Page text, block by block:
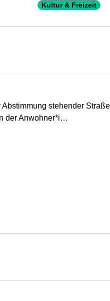
Kultur & Freizeit
stehender
der Anwohner*i…